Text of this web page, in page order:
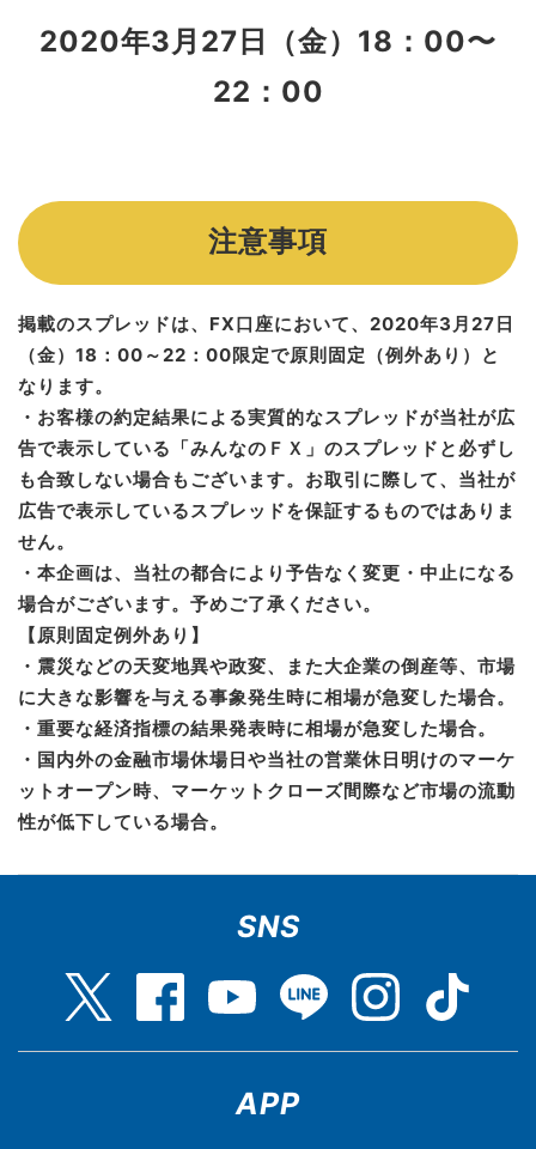
2020年3月27日（金）18：00〜
22：00
注意事項
掲載のスプレッドは、FX口座において、2020年3月27日
（金）18：00～22：00限定で原則固定（例外あり）と
なります。
・お客様の約定結果による実質的なスプレッドが当社が広
告で表示している「みんなのＦＸ」のスプレッドと必ずし
も合致しない場合もございます。お取引に際して、当社が
広告で表示しているスプレッドを保証するものではありま
せん。
・本企画は、当社の都合により予告なく変更・中止になる
場合がございます。予めご了承ください。
【原則固定例外あり】
・震災などの天変地異や政変、また大企業の倒産等、市場
に大きな影響を与える事象発生時に相場が急変した場合。
・重要な経済指標の結果発表時に相場が急変した場合。
・国内外の金融市場休場日や当社の営業休日明けのマーケ
ットオープン時、マーケットクローズ間際など市場の流動
性が低下している場合。
SNS
APP